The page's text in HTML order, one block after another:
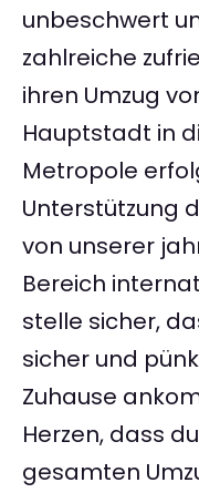
unbeschwert
zahlreiche
ihren Umzug
Hauptstadt in
Metropole
Unterstützung
von unserer
Bereich
stelle sicher,
sicher und
Zuhause
Herzen, dass
gesamten